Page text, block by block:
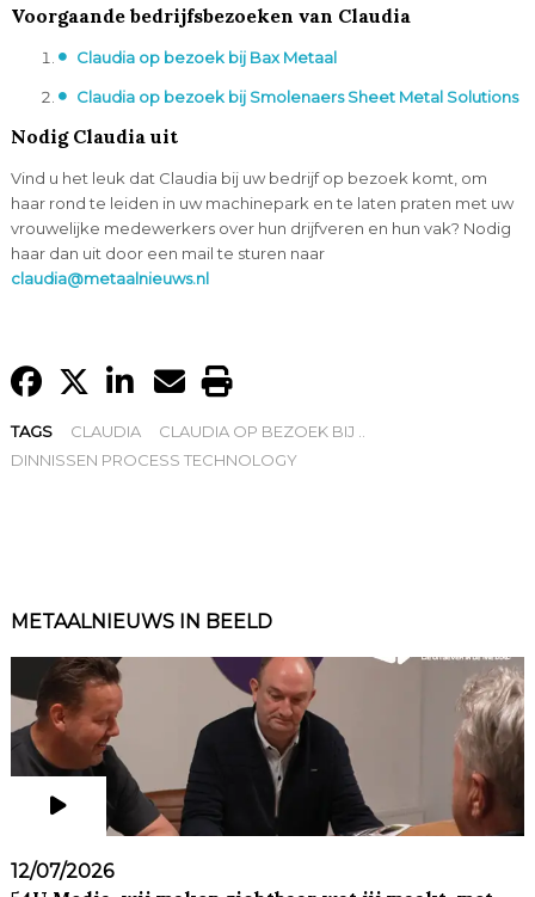
Voorgaande bedrijfsbezoeken van Claudia
Claudia op bezoek bij Bax Metaal
Claudia op bezoek bij Smolenaers Sheet Metal Solutions
Nodig Claudia uit
Vind u het leuk dat Claudia bij uw bedrijf op bezoek komt, om
haar rond te leiden in uw machinepark en te laten praten met uw
vrouwelijke medewerkers over hun drijfveren en hun vak? Nodig
haar dan uit door een mail te sturen naar
claudia@metaalnieuws.nl
TAGS CLAUDIA
CLAUDIA OP BEZOEK BIJ ..
DINNISSEN PROCESS TECHNOLOGY
METAALNIEUWS IN BEELD
12/07/2026